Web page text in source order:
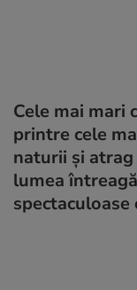
Cele mai mari
printre cele
naturii și
lumea
spectaculoase